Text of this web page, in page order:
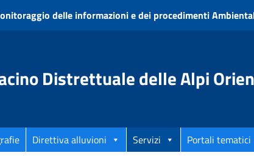
delle informazioni e dei procedimenti
Distrettuale delle Alpi
Direttiva alluvioni Servizi Portali tematici